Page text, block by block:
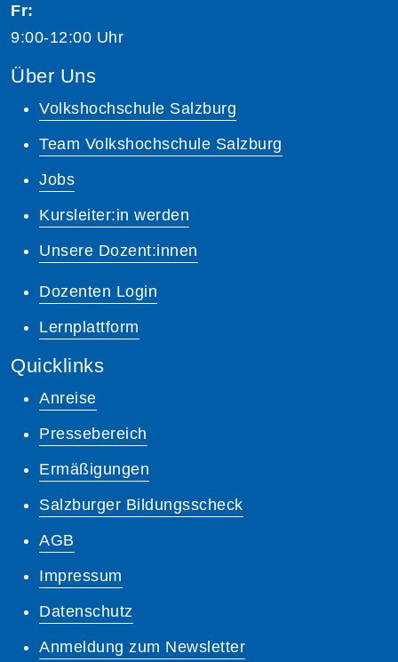
Fr:
9:00-12:00 Uhr
Über Uns
Volkshochschule Salzburg
Team Volkshochschule Salzburg
Jobs
Kursleiter:in werden
Unsere Dozent:innen
Dozenten Login
Lernplattform
Quicklinks
Anreise
Pressebereich
Ermäßigungen
Salzburger Bildungsscheck
AGB
Impressum
Datenschutz
Anmeldung zum Newsletter